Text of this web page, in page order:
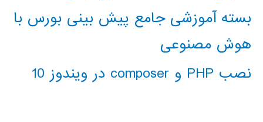
بسته آموزشی جامع پیش بینی بورس با
هوش مصنوعی
نصب PHP و composer در ویندوز 10